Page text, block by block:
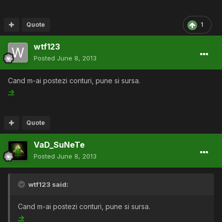
1
Quote
wtf123
Posted June 8, 2013
Cand m-ai postezi conturi, pune si sursa.
->
Quote
VaD_SuNeTe
Posted June 8, 2013
wtf123 said:
Cand m-ai postezi conturi, pune si sursa.
->